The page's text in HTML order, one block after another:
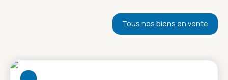
Tous nos biens en vente